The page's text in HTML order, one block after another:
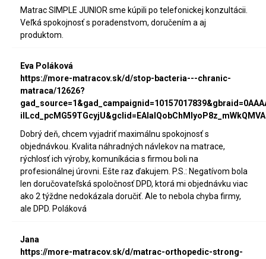
Matrac SIMPLE JUNIOR sme kúpili po telefonickej konzultácii.
Veľká spokojnosť s poradenstvom, doručením a aj
produktom.
Eva Poláková
https://more-matracov.sk/d/stop-bacteria---chranic-
matraca/12626?
Dobrý deň, chcem vyjadriť maximálnu spokojnosť s
objednávkou. Kvalita náhradných návlekov na matrace,
rýchlosť ich výroby, komuníkácia s firmou boli na
profesionálnej úrovni. Ešte raz ďakujem. P.S.: Negatívom bola
len doručovateľská spoločnosť DPD, ktorá mi objednávku viac
ako 2 týždne nedokázala doručiť. Ale to nebola chyba firmy,
ale DPD. Poláková
Jana
https://more-matracov.sk/d/matrac-orthopedic-strong-